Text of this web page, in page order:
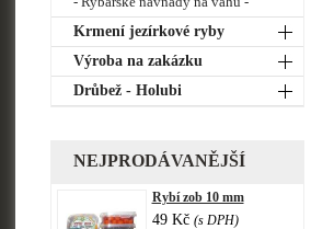
Krmení jezírkové ryby
Výroba na zakázku
Drůbež - Holubi
NEJPRODÁVANĚJŠÍ
Rybí zob 10 mm
49 Kč (s DPH)